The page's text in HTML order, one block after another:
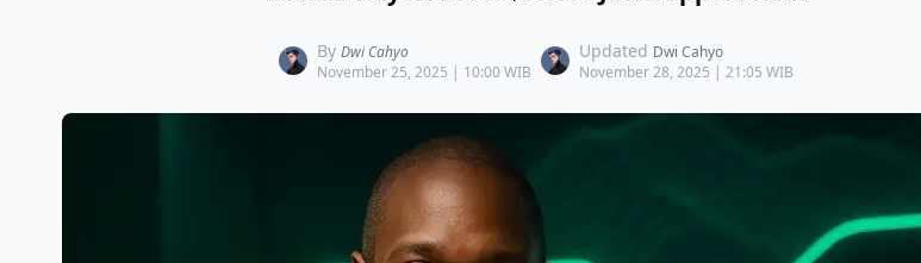
By Dwi Cahyo
November 25, 2025 | 10:00 WIB
Updated Dwi Cahyo
November 28, 2025 | 21:05 WIB